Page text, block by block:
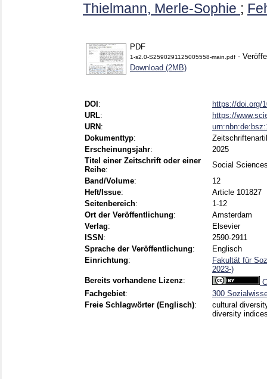
Thielmann, Merle-Sophie ;
PDF
1-s2.0-S2590291125005558-main.pdf -
Download (2MB)
DOI :
https://doi.org/
URL:
https://
URN :
Dokumenttyp:
Erscheinungsjahr:
2025
Titel einer Zeitschrift oder einer
Reihe:
Social
Band/Volume:
12
Heft/Issue:
Article 101827
Seitenbereich:
1-12
Ort der Veröffentlichung:
Amsterdam
Verlag:
Elsevier
ISSN :
2590-2911
Sprache der Veröffentlichung:
Englisch
Einrichtung:
Fakultät für
2023-)
Bereits vorhandene Lizenz:
Fachgebiet:
300
Freie Schlagwörter (Englisch):
cultural
diversity